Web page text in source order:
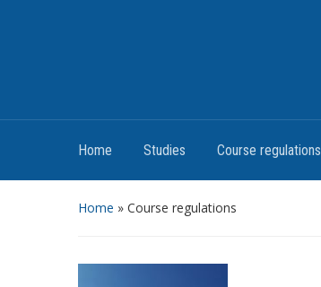
Home Studies Course regulations
Home » Course regulations